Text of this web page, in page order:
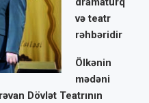
və teatr
rəhbəridir
Ölkənin
mədəni
Dövlət Teatrının